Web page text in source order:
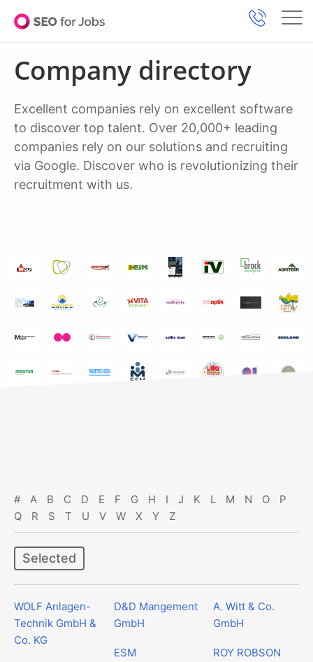
Company directory
Excellent companies rely on excellent software
to discover top talent. Over 20,000+ leading
companies rely on our solutions and recruiting
via Google. Discover who is revolutionizing their
recruitment with us.
# A B C D E F G H I J K L M N O
P
Q
R S T U V W X Y Z
Selected
WOLF Anlagen-
Technik GmbH &
Co. KG
D&D Mangement
GmbH
ESM
A. Witt & Co.
GmbH
ROY ROBSON